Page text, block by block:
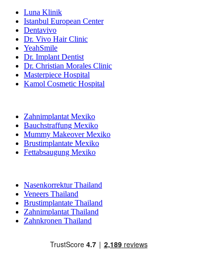
Luna Klinik
Istanbul European Center
Dentavivo
Dr. Vivo Hair Clinic
YeahSmile
Dr. Implant Dentist
Dr. Christian Morales Clinic
Masterpiece Hospital
Kamol Cosmetic Hospital
Zahnimplantat Mexiko
Bauchstraffung Mexiko
Mummy Makeover Mexiko
Brustimplantate Mexiko
Fettabsaugung Mexiko
Nasenkorrektur Thailand
Veneers Thailand
Brustimplantate Thailand
Zahnimplantat Thailand
Zahnkronen Thailand